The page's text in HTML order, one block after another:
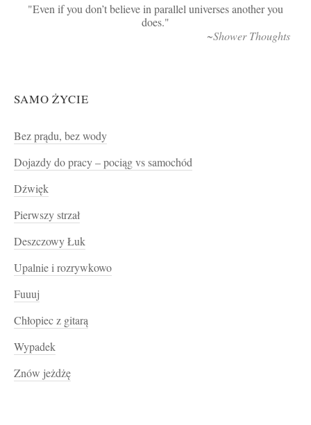
Even if you don’t believe in parallel universes another you
does.
~Shower Thoughts
SAMO ŻYCIE
Bez prądu, bez wody
Dojazdy do pracy – pociąg vs samochód
Dźwięk
Pierwszy strzał
Deszczowy Łuk
Upalnie i rozrywkowo
Fuuuj
Chłopiec z gitarą
Wypadek
Znów jeżdżę